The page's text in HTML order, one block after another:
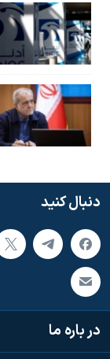
دنبال کنید
در باره ما